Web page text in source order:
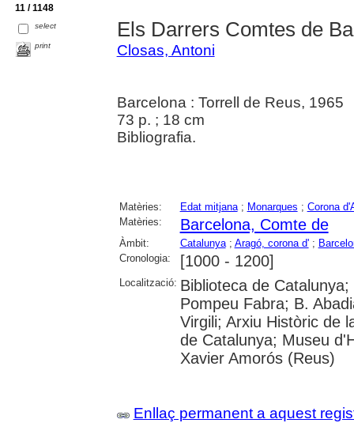
11 / 1148
select
print
Els Darrers Comtes de
Closas, Antoni
Barcelona : Torrell de Reus, 1965
73 p. ; 18 cm
Bibliografia.
Matèries: Edat mitjana; Monarques ; Corona
Matèries:
Barcelona, Comte de
Àmbit: Catalunya; Aragó, corona d';
Cronologia:
[1000 - 1200]
Localització: Biblioteca de
Pompeu Fabra; B.
Virgili; Arxiu Històric de
de Catalunya; Museu
Xavier Amorós (Reus)
Enllaç permanent a aquest